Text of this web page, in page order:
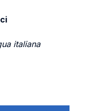
italiana